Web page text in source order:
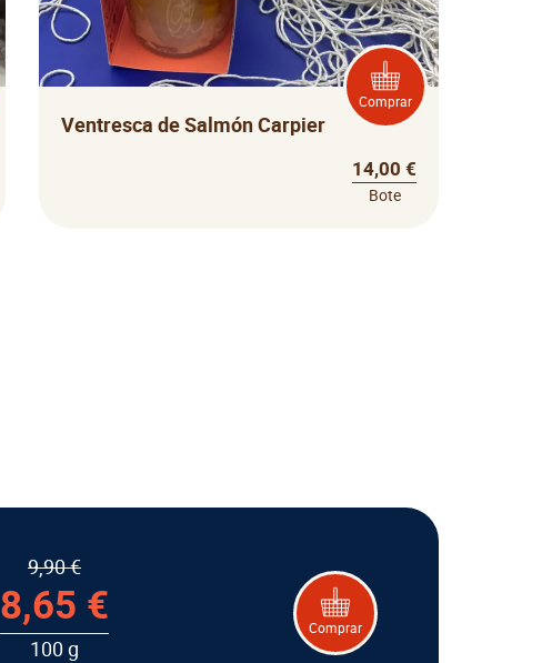
Comprar
Ventresca de Salmón Carpier
14,00 €
Bote
9,90 €
8,65 €
100 g
Comprar